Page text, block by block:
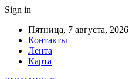
Sign in
Пятница, 7 августа, 2026
Контакты
Лента
Карта